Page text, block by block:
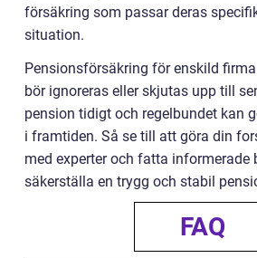
försäkring som passar deras
situation.
Pensionsförsäkring för enskild
bör ignoreras eller skjutas upp till
pension tidigt och regelbundet kan
i framtiden. Så se till att göra din
med experter och fatta informerade
säkerställa en trygg och stabil
FAQ